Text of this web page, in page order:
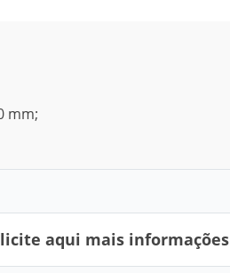
mm;
aqui mais informações